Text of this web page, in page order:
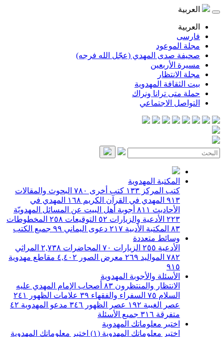
العربية
العربية
فارسی
مجلة الموعود
صحيفة صدى المهدي (عجّل الله فرجه)
مسيرة الأربعين
مجلة الانتظار
بيت الثقافة المهدوية
حملة متى ترانا ونراك
التواصل الاجتماعي
المكتبة المهدوية
كتب المركز ١٣٣ كتب أخرى ٧٨٠ البحوث والمقالات
٩١٣ المهدي في القرآن الكريم ١٦٨
المهدي في
الأحاديث ٨١١ أجوبة أهل البيت عن المسائل المهدويّة
٢٢٣ الأدعية والزيارات ٥٢ التوقيعات ٢٥٨ المخطوطات
٨٣ المكتبة الأدبية ٢١٧ دعوى اليماني ٩٩ جميع الكتب
وسائط متعددة
الأدعية ٢٥٥ الزيارات ٧٠ المحاضرات ٢,٧٣٨ المراثي
٧٨٢ المواليد ٢٦٩ معرض الصور ٤,٤٠٢ مقاطع مهدوية
٩١٥
الأسئلة والأجوبة المهدوية
الانتظار والمنتظرون ٨٣ أصحاب الإمام المهدي عليه
السلام ٧٥ السفراء والفقهاء ٣٩ علامات الظهور
٢٤١
عصر الغيبة ١٩٢ عصر الظهور ٣٤٦ مدعو المهدوية ٤٢
متفرقة ٣١٦ جميع الأسئلة
اختبر معلوماتك المهدوية
اختبر معلوماتك المهدوية (١)
اختبر معلوماتك المهدوية